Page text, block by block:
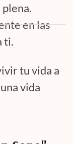
en las
ti.
tu vida a
vida